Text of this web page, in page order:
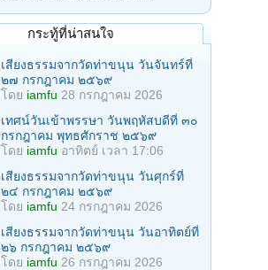
กระทู้ที่น่าสนใจ
เสียงธรรมจากวัดท่าขนุน วันจันทร์ที่
๒๗ กรกฎาคม ๒๕๖๙
โดย iamfu 28 กรกฎาคม 2026
เทศน์วันเข้าพรรษา วันพฤหัสบดีที่ ๓๐
กรกฎาคม พุทธศักราช ๒๕๖๙
โดย iamfu อาทิตย์ เวลา 17:06
เสียงธรรมจากวัดท่าขนุน วันศุกร์ที่
๒๔ กรกฎาคม ๒๕๖๙
โดย iamfu 24 กรกฎาคม 2026
เสียงธรรมจากวัดท่าขนุน วันอาทิตย์ที่
๒๖ กรกฎาคม ๒๕๖๙
โดย iamfu 26 กรกฎาคม 2026